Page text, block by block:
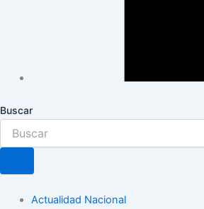
Buscar
Actualidad Nacional